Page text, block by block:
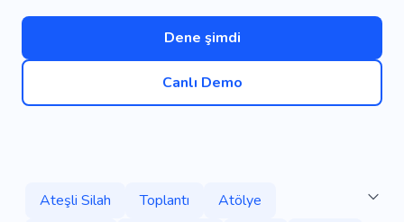
Dene şimdi
Canlı Demo
Ateşli Silah Toplantı
Atölye